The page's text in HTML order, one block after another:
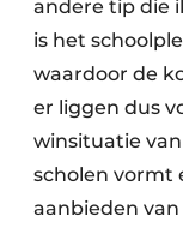
andere tip die
is het
waardoor de
er liggen dus
winsituatie
scholen vormt
aanbieden